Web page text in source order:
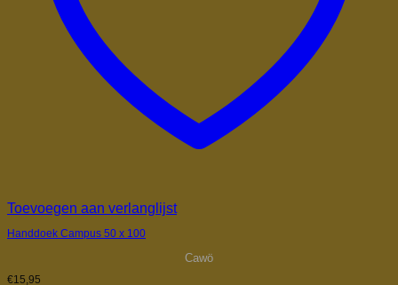
Toevoegen aan verlanglijst
Handdoek Campus 50 x 100
Cawö
€15,95